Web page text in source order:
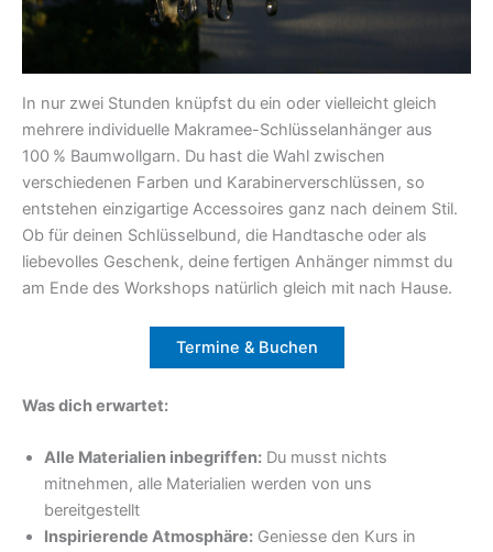
In nur zwei Stunden knüpfst du ein oder vielleicht gleich
mehrere individuelle Makramee-Schlüsselanhänger aus
100 % Baumwollgarn. Du hast die Wahl zwischen
verschiedenen Farben und Karabinerverschlüssen, so
entstehen einzigartige Accessoires ganz nach deinem Stil.
Ob für deinen Schlüsselbund, die Handtasche oder als
liebevolles Geschenk, deine fertigen Anhänger nimmst du
am Ende des Workshops natürlich gleich mit nach Hause.
Termine & Buchen
Was dich erwartet:
Alle Materialien inbegriffen: Du musst nichts
mitnehmen, alle Materialien werden von uns
bereitgestellt
Inspirierende Atmosphäre: Geniesse den Kurs in